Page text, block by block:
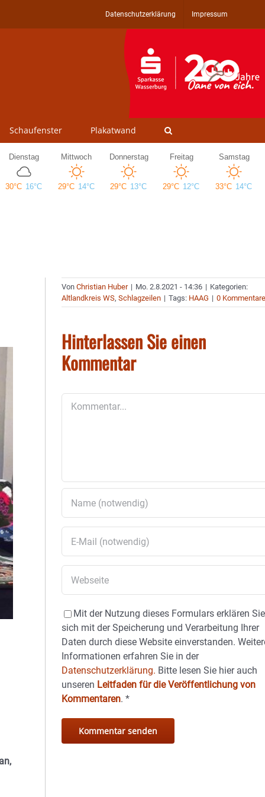
Datenschutzerklärung Impressum
Schaufenster Plakatwand
VonChristian Huber | Mo. 2.8.2021 - 14:36 | Kategorien:
Altlandkreis WS,Schlagzeilen | Tags: HAAG | 0
Hinterlassen Sie einen
Kommentar
Mit der Nutzung dieses Formulars erklären Sie
sich mit der Speicherung und Verarbeitung Ihrer
Daten durch diese Website einverstanden.
Informationen erfahren Sie in der
Datenschutzerklärung. Bitte lesen Sie hier auch
unseren Leitfaden für die Veröffentlichung von
Kommentaren.*